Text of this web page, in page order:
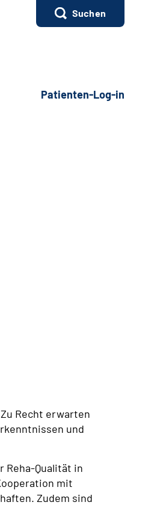
Suchen
Patienten-Log-in
Recht erwarten
und
Reha-Qualität in
mit
Zudem sind